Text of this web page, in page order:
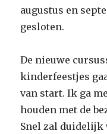
augustus en
gesloten.
De nieuwe
kinderfeestjes
van start. Ik ga
houden met de
Snel zal duidelijk